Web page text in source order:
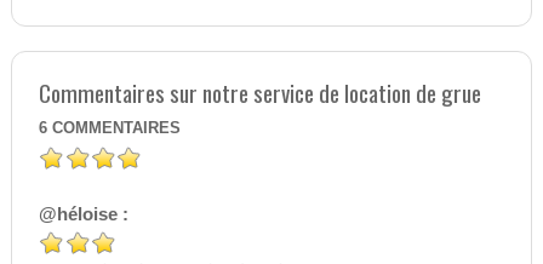
Commentaires sur notre service de location de grue
6 COMMENTAIRES
@héloise :